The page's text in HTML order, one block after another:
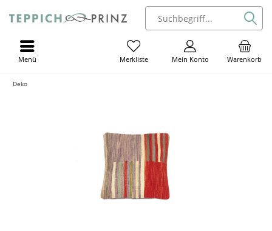
Warenkorb
Mein Konto
Merkliste
Menü
Deko